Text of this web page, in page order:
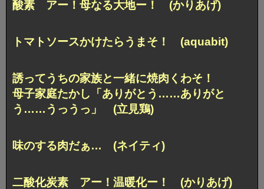
酸素 アー！母なる大地ー！ (かりあげ)
トマトソースかけたらうまそ！ (aquabit)
誘ってうちの家族と一緒に焼肉くわそ！
母子家庭たかし「ありがとう……ありがと
う……うっうっ」 (立見鶏)
味のする肉だぁ… (ネイティ)
二酸化炭素 アー！温暖化ー！ (かりあげ)